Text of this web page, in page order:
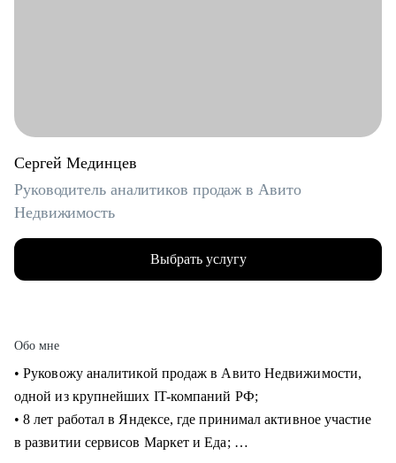
Сергей Мединцев
Руководитель аналитиков продаж в Авито
Недвижимость
Выбрать услугу
Обо мне
• Руковожу аналитикой продаж в Авито Недвижимости,
одной из крупнейших IT-компаний РФ;
• 8 лет работал в Яндексе, где принимал активное участие
в развитии сервисов Маркет и Еда;